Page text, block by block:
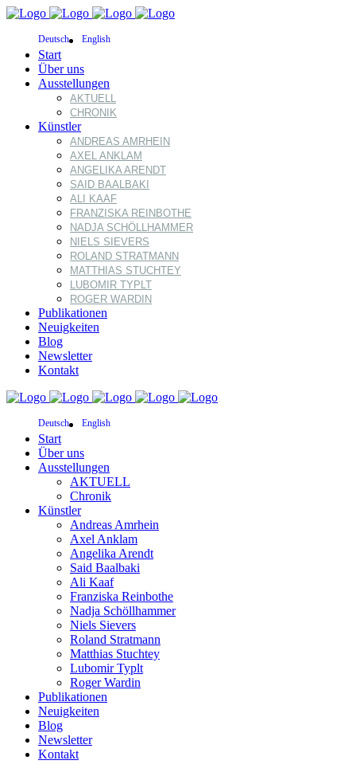
Deutsch English
Start
Über uns
Ausstellungen
AKTUELL
CHRONIK
Künstler
ANDREAS AMRHEIN
AXEL ANKLAM
ANGELIKA ARENDT
SAID BAALBAKI
ALI KAAF
FRANZISKA REINBOTHE
NADJA SCHÖLLHAMMER
NIELS SIEVERS
ROLAND STRATMANN
MATTHIAS STUCHTEY
LUBOMIR TYPLT
ROGER WARDIN
Publikationen
Neuigkeiten
Blog
Newsletter
Kontakt
Deutsch English
Start
Über uns
Ausstellungen
AKTUELL
Chronik
Künstler
Andreas Amrhein
Axel Anklam
Angelika Arendt
Said Baalbaki
Ali Kaaf
Franziska Reinbothe
Nadja Schöllhammer
Niels Sievers
Roland Stratmann
Matthias Stuchtey
Lubomir Typlt
Roger Wardin
Publikationen
Neuigkeiten
Blog
Newsletter
Kontakt